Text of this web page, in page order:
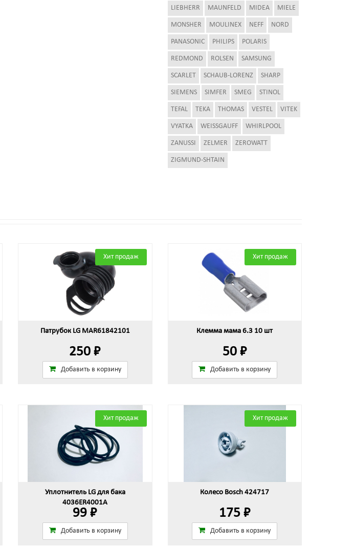
LIEBHERR MAUNFELD MIDEA MIELE
MONSHER MOULINEX NEFF NORD
PANASONIC PHILIPS POLARIS
REDMOND ROLSEN SAMSUNG
SCARLET SCHAUB-LORENZ SHARP
SIEMENS SIMFER SMEG STINOL
TEFAL TEKA THOMAS VESTEL VITEK
VYATKA WEISSGAUFF WHIRLPOOL
ZANUSSI ZELMER ZEROWATT
ZIGMUND-SHTAIN
Хит продаж
Патрубок LG MAR61842101
250 ₽
Добавить в корзину
Хит продаж
Клемма мама 6.3 10 шт
50 ₽
Добавить в корзину
Хит продаж
Уплотнитель LG для бака
4036ER4001A
99 ₽
Добавить в корзину
Хит продаж
Колесо Bosch 424717
175 ₽
Добавить в корзину